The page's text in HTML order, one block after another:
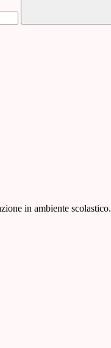
in ambiente scolastico.